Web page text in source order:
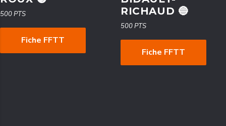
500 PTS
Fiche FFTT
RICHAUD 🔵
500 PTS
Fiche FFTT